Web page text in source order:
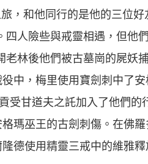
，和他同行的是他的三位
四人險些與戒靈相遇，但他
老林後他們被古墓崗的屍妖
中，梅里使用寶劍刺中了
受甘道夫之託加入了他們
瑪巫王的古劍刺傷。在佛
德使用精靈三戒中的維雅